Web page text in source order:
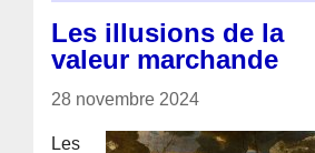
Les illusions de la
valeur marchande
28 novembre 2024
Les